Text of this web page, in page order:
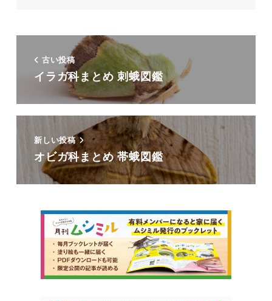
古い投稿
イラガ科まとめ 刺蛾図鑑
新しい投稿
オビガ科まとめ 帯蛾図鑑